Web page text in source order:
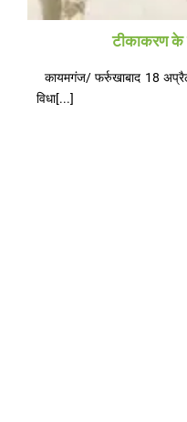
टीकाकरण के
कायमगंज/ फर्रुखाबाद 18
विधा[...]